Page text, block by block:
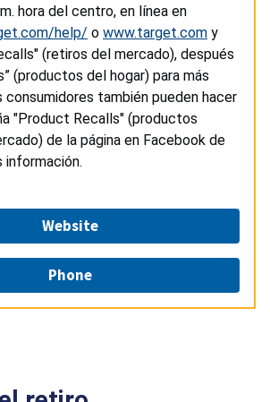
hora del centro, en línea en
help/ o www.target.com y
(retiros del mercado), después
(productos del hogar) para más
consumidores también pueden hacer
"Product Recalls" (productos
de la página en Facebook de
información.
Website
Phone